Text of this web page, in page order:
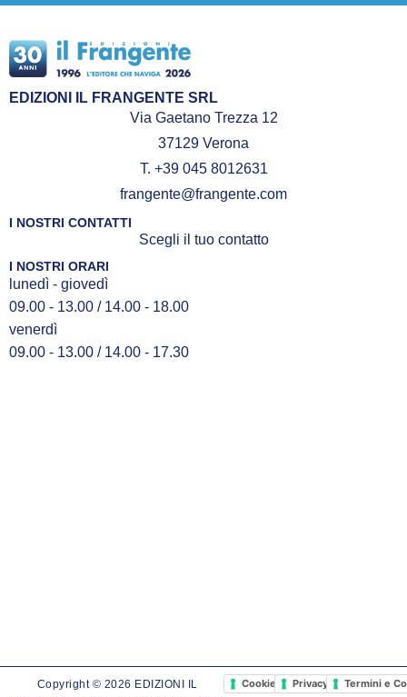
EDIZIONI IL FRANGENTE SRL
Via Gaetano Trezza 12
37129 Verona
T. +39 045 8012631
frangente@frangente.com
I NOSTRI CONTATTI
Scegli il tuo contatto
I NOSTRI ORARI
lunedì - giovedì
09.00 - 13.00 / 14.00 - 18.00
venerdì
09.00 - 13.00 / 14.00 - 17.30
Copyright © 2026 EDIZIONI IL
Cookie PolicyPrivacy PolicyTermini e